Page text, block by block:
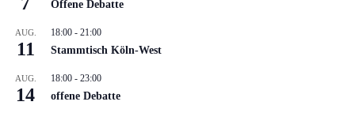
Offene Debatte
AUG.
11
18:00 - 21:00
Stammtisch Köln-West
AUG.
14
18:00 - 23:00
offene Debatte